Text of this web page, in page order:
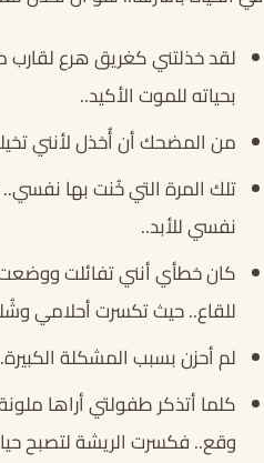
لقد خذلتني كغريق هرع لقارب
بحياته للموت الأكيد..
من المضحك أن أُخذل لأنني
تلك المرة التي خُنت بها
نفسي للأبد..
كان خطأي أنني تفائلت
للقاع.. حيث تكسرت أحلامي
لم أحزن بسبب المشكلة
كلما أتذكر طفولتي أراها
وقع.. فكسرت الريشة لتصبح